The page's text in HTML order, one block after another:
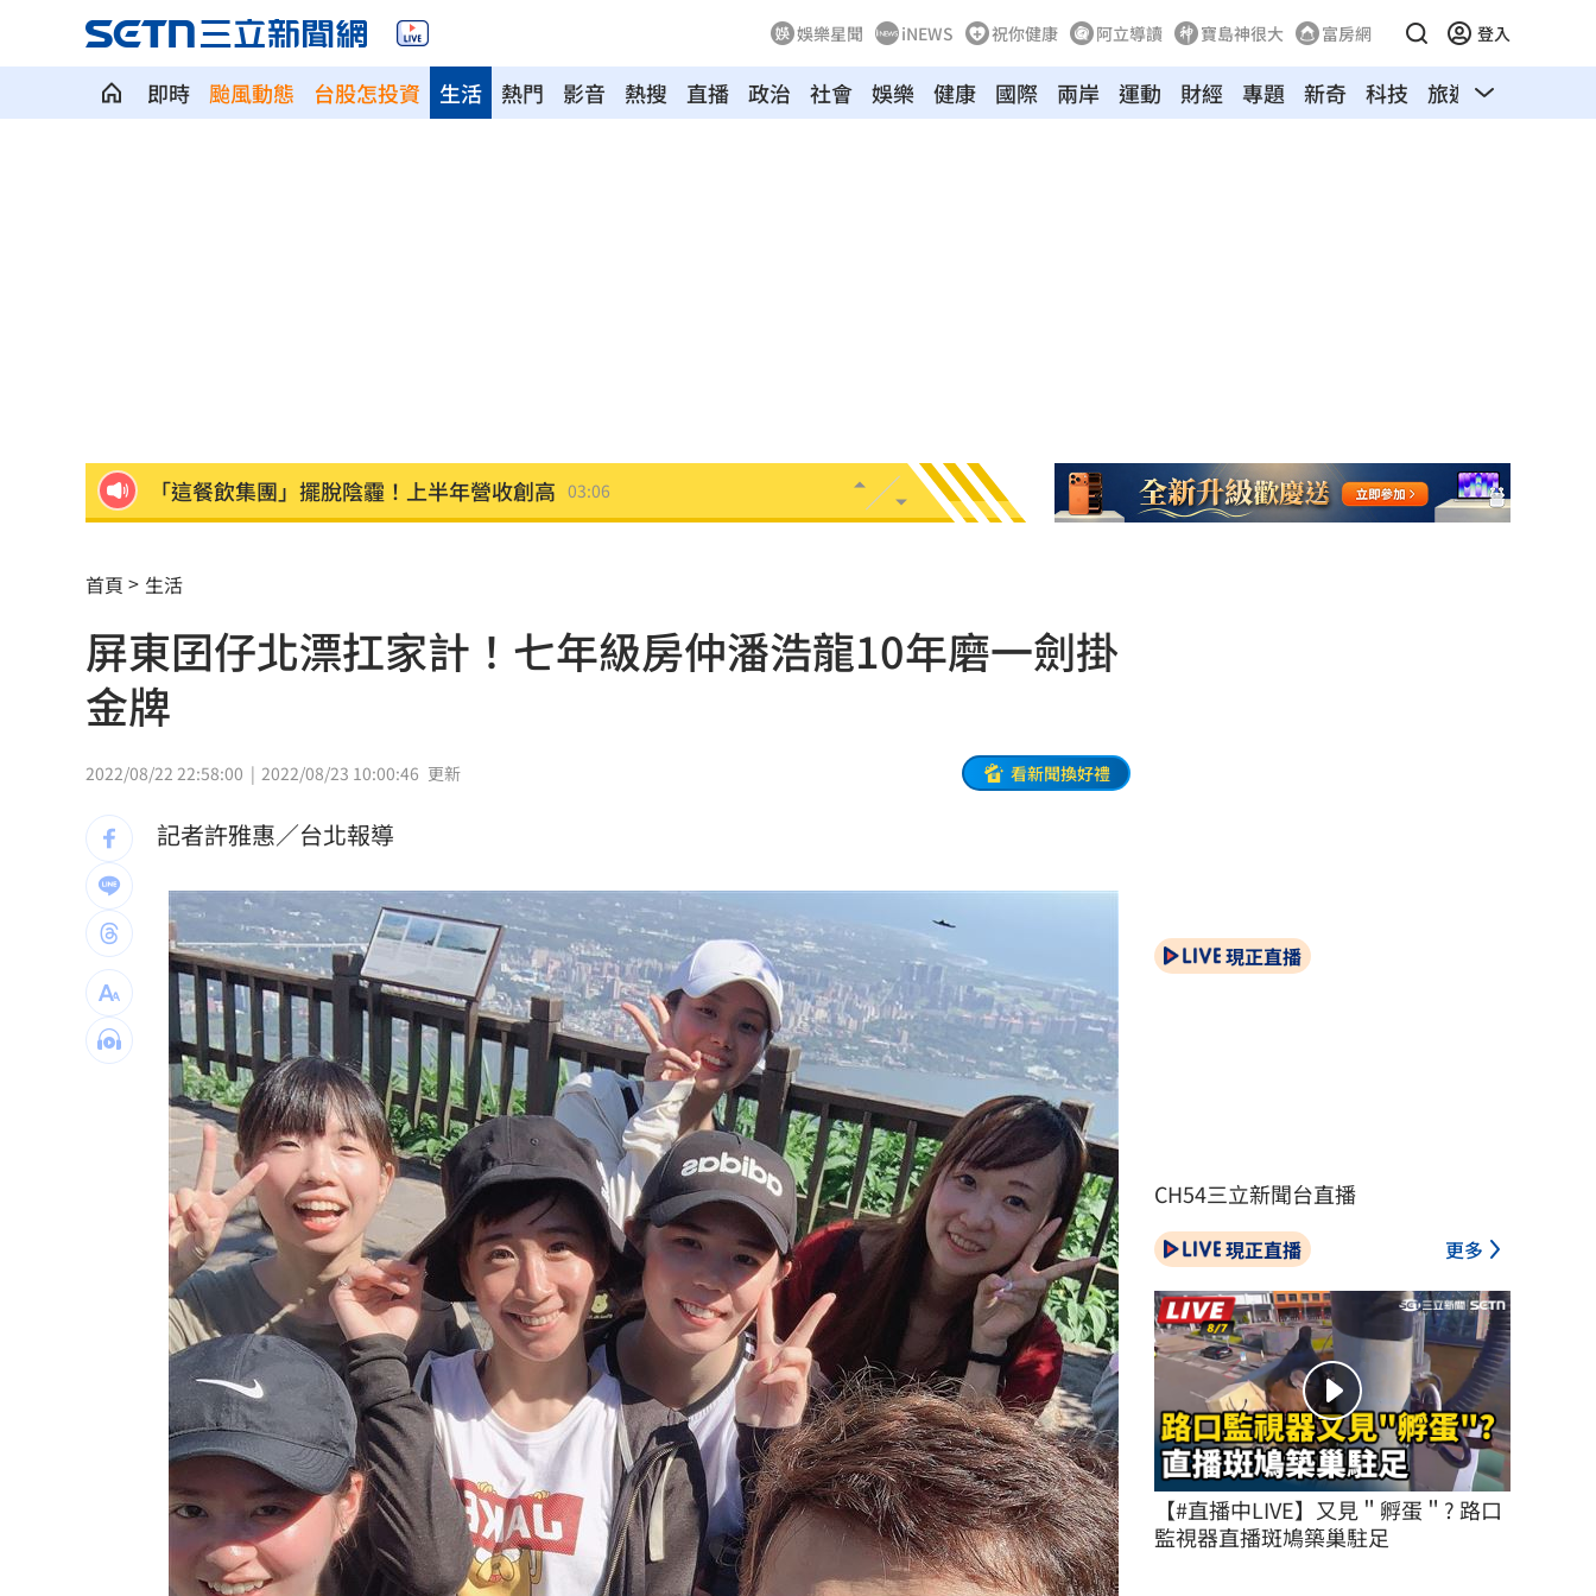
娛樂星聞 iNEWS 祝你健康 阿立導讀 寶島神很大 富房網 登入
即時 颱風動態 台股怎投資 熱門 影音 熱搜 直播 政治 社會 娛樂
生活 健康 國際 兩岸 運動 財經 專題 新奇 科技 旅遊 汽車
賓士S500擋浩劫！車主這話暖哭全網 01:53
Q2獲利年增221% 愛普*EPS衝4.18元！
宏福苑大火調查出爐！菸頭引燃施工雜物 01:17
定投10年翻逾5倍 這檔吸引存股族卡位！
新／四指齊揚！台指期飆破500點
慈濟遭詐10.6億元！全款拿回解方曝
樂天女孩淚揭往事 愛意表達障礙遭重擊 00:41
一張百萬太貴！他公開高價股買法：賺30萬 00:36
獨／海外遊學增強外語 台人夯英、美、加 00:31
長尾獼猴失控狂襲居民！官方追查異常原因 00:26
伊波拉失控！專家憂病毒恐已突變 00:23
飲料空盒找嘸地方丟 騎車咬著遭攔查槓警 00:23
台灣彩券開獎直播中 20:31
LIVE三立+24小時直播 15:27
三立iNEWS新聞台線上直播 18:00
商場戰國來臨 台中「頂奢大道」逐漸成形 12:00
台彩父親節推新刮刮樂千萬頭獎超「爸」氣
「拍片人的多重宇宙」職涯論壇9/12登場！ 10:30
8國球員齊聚高雄 Formosa 7s掀足球熱潮 10:00
首頁 生活
屏東囝仔北漂扛家計！七年級房仲潘浩龍10年磨一劍掛
金牌
2022/08/22 22:58:00 2022/08/23 10:00:46 更新 看新聞換好禮
記者許雅惠／台北報導
現正直播
CH54三立新聞台直播
現正直播 更多
【#直播中LIVE】又見＂孵蛋＂? 路口
監視器直播斑鳩築巢駐足